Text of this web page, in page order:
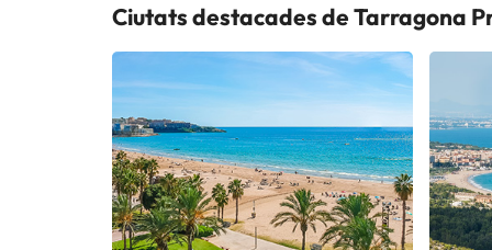
Ciutats destacades de Tarragona